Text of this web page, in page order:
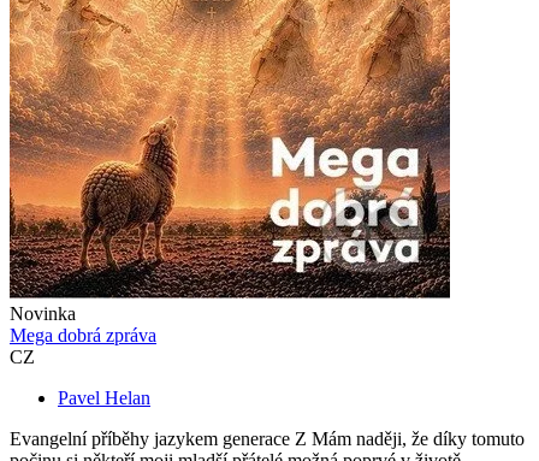
Novinka
Mega dobrá zpráva
CZ
Pavel Helan
Evangelní příběhy jazykem generace Z Mám naději, že díky tomuto